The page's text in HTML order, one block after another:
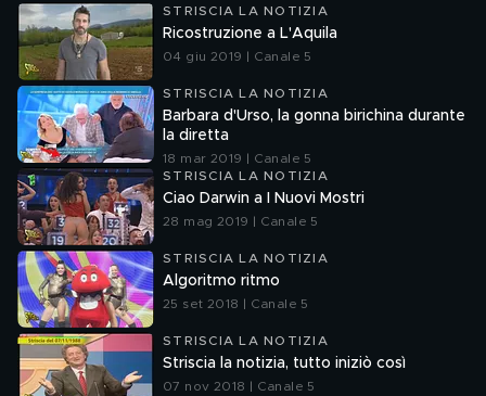
STRISCIA LA NOTIZIA
Ricostruzione a L'Aquila
04 giu 2019 | Canale 5
STRISCIA LA NOTIZIA
Barbara d'Urso, la gonna birichina durante
la diretta
18 mar 2019 | Canale 5
STRISCIA LA NOTIZIA
Ciao Darwin a I Nuovi Mostri
28 mag 2019 | Canale 5
STRISCIA LA NOTIZIA
Algoritmo ritmo
25 set 2018 | Canale 5
STRISCIA LA NOTIZIA
Striscia la notizia, tutto iniziò così
07 nov 2018 | Canale 5